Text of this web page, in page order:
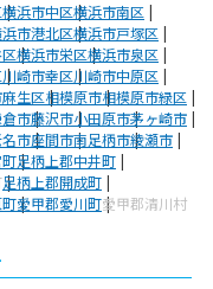
横浜市中区横浜市南区
市港北区横浜市戸塚区
横浜市栄区横浜市泉区
川崎市幸区川崎市中原区
生区相模原市相模原市緑区
市藤沢市小田原市茅ヶ崎市
市座間市南足柄市綾瀬市
足柄上郡中井町
足柄上郡開成町
愛甲郡愛川町愛甲郡清川村